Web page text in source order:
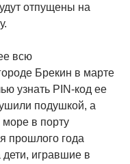
отпущены на
всю
Брекин в марте
узнать PIN-код ее
подушкой, а
в порту
прошлого года
игравшие в